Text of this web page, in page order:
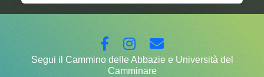
Segui il Cammino delle Abbazie e Università del
Camminare